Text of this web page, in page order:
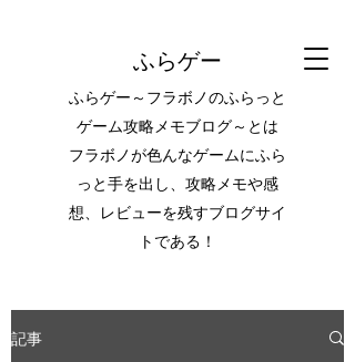
ふらゲー
ふらゲー～フラボノのふらっと
ゲーム攻略メモブログ～とは
フラボノが色んなゲームにふら
っと手を出し、攻略メモや感
想、レビューを残すブログサイ
トである！
記事